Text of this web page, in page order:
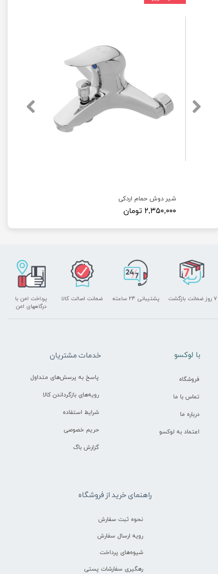
شیر دوش حمام اردکی
۲,۳۵۰,۰۰۰ تومان
پشتیبانی ۲۴ ساعته
پرداخت امن با
درگاههای امن
۷ روز ضمانت بازگشت ضمانت اصالت کالا
راهنمای خرید از فروشگاه
نحوه ثبت سفارش
رویه ارسال سفارش
شیوه‌های پرداخت
رهگیری سفارشات پستی
خدمات مشتریان
پاسخ به پرسش‌های متداول
رویه‌های بازگرداندن کالا
شرایط استفاده
حریم خصوصی
گزارش باگ
​با لوکسو
فروشگاه
تماس با ما
درباره ما
اعتماد به لوکسو